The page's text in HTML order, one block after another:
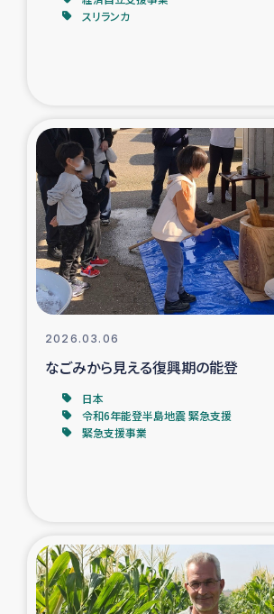
コーヒー生産者支援
アイナロ県マウベシ郡でのコーヒ
ベイルート大規模爆発被災
女性の生計向上支援
スリランカ
2026.03.06
なごみから見える復興期の能登
日本
令和6年能登半島地震 緊急支援
緊急支援事業